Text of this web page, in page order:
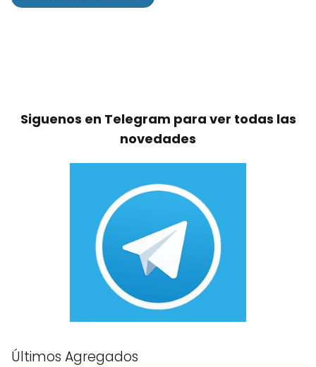
Siguenos en Telegram para ver todas las
novedades
Últimos Agregados